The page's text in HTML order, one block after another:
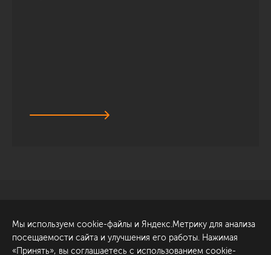
Обсудить проект
ул. Академика Павлова, 6
к1
Мы используем cookie-файлы и Яндекс.Метрику для анализа
посещаемости сайта и улучшения его работы. Нажимая
«Принять», вы соглашаетесь с использованием cookie-